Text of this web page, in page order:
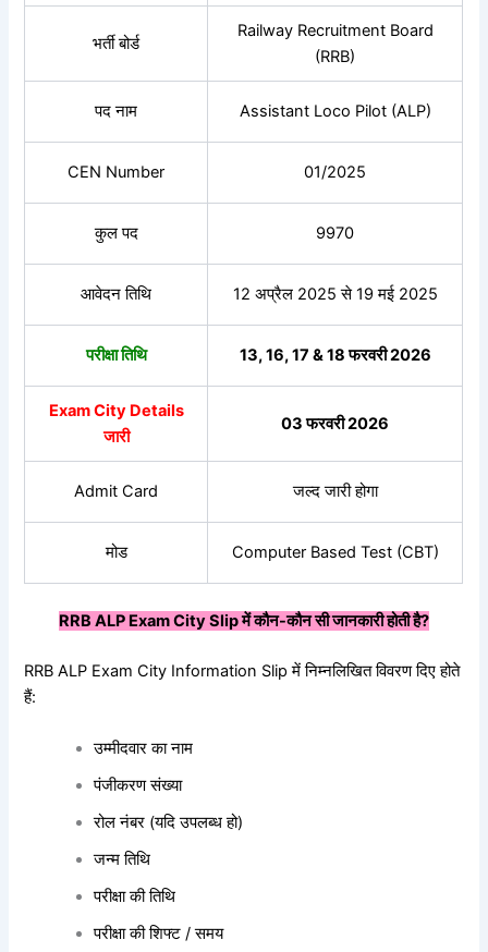
भर्ती बोर्ड
Railway Recruitment Board
(RRB)
पद नाम Assistant Loco Pilot (ALP)
CEN Number 01/2025
कुल पद 9970
आवेदन तिथि 12 अप्रैल 2025 से 19 मई 2025
परीक्षा तिथि 13, 16, 17 & 18 फरवरी 2026
Exam City Details
जारी
03 फरवरी 2026
Admit Card जल्द जारी होगा
मोड Computer Based Test (CBT)
RRB ALP Exam City Slipमेंकौन-कौनसीजानकारीहोतीहै?
RRB ALP Exam City Information Slip में निम्नलिखित विवरण दिए होते
हैं:
उम्मीदवार का नाम
पंजीकरण संख्या
रोल नंबर (यदि उपलब्ध हो)
जन्म तिथि
परीक्षा की तिथि
परीक्षा की शिफ्ट / समय